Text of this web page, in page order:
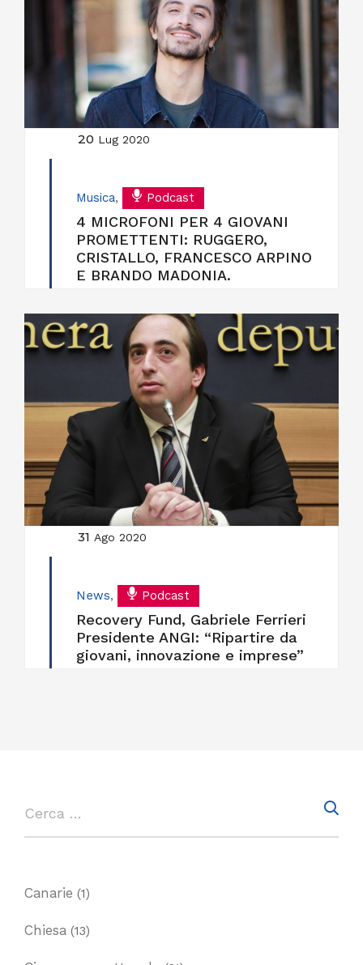
20 Lug 2020
Musica, Podcast
4 MICROFONI PER 4 GIOVANI
PROMETTENTI: RUGGERO,
CRISTALLO, FRANCESCO ARPINO
E BRANDO MADONIA.
31 Ago 2020
News, Podcast
Recovery Fund, Gabriele Ferrieri
Presidente ANGI: “Ripartire da
giovani, innovazione e imprese”
Canarie (1)
Chiesa (13)